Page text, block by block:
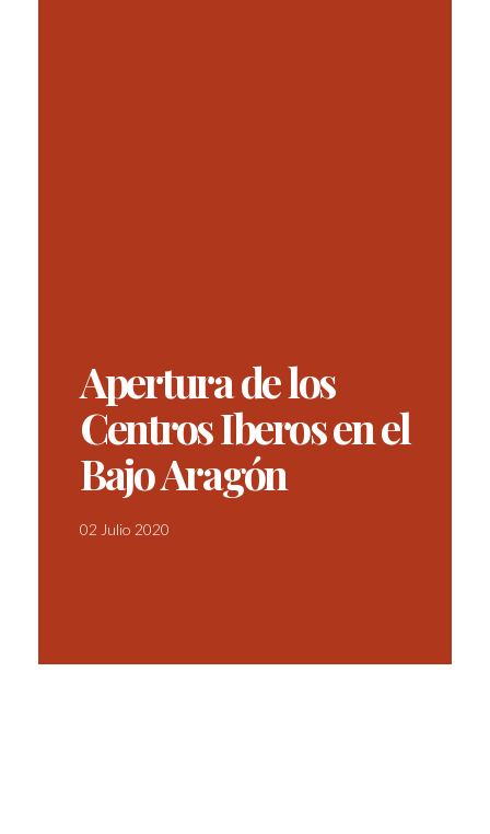
Apertura de los
Centros Iberos en el
Bajo Aragón
02 Julio 2020